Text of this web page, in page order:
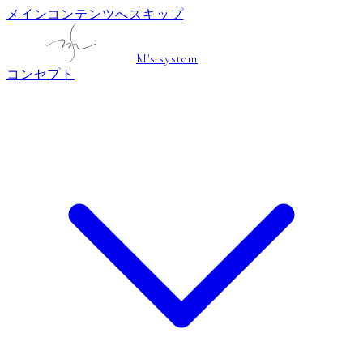
メインコンテンツへスキップ
M's system
コンセプト